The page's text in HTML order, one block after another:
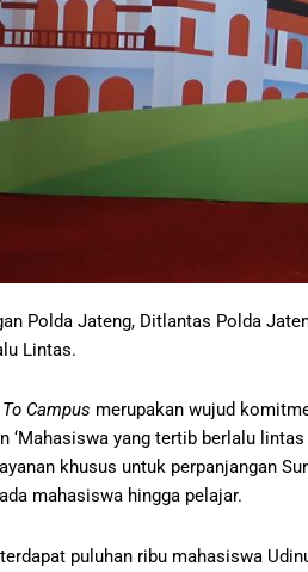
Polda Jateng, Ditlantas Polda
Lintas.
Campus merupakan wujud
yang tertib berlalu lintas
khusus untuk perpanjangan
mahasiswa hingga pelajar.
puluhan ribu mahasiswa